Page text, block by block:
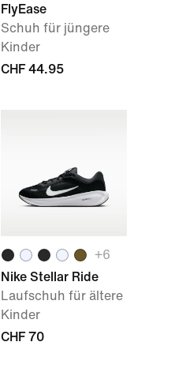
FlyEase
Schuh für jüngere
Kinder
CHF 44.95
+6
Nike Stellar Ride
Laufschuh für ältere
Kinder
CHF 70